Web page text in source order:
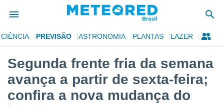
da
para
CIÊNCIA PREVISÃO ASTRONOMIA PLANTAS LAZER
Segunda frente fria da semana
avança a partir de sexta-feira;
confira a nova mudança do